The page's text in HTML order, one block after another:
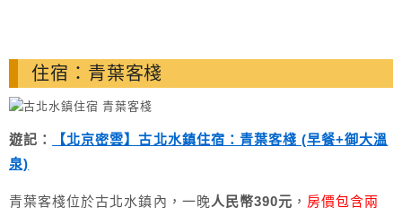
住宿：青葉客棧
遊記：
【北京密雲】古北水鎮住宿：青葉客棧 (早餐+御大溫
泉)
青葉客棧位於古北水鎮內，一晚 人民幣390元 ， 房價包含兩